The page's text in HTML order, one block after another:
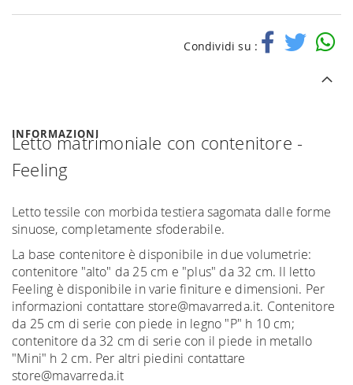
Condividi su :
INFORMAZIONI
Letto matrimoniale con contenitore -
Feeling
Letto tessile con morbida testiera sagomata dalle forme
sinuose, completamente sfoderabile.
La base contenitore è disponibile in due volumetrie:
contenitore "alto" da 25 cm e "plus" da 32 cm. Il letto
Feeling è disponibile in varie finiture e dimensioni. Per
informazioni contattare store@mavarreda.it. Contenitore
da 25 cm di serie con piede in legno "P" h 10 cm;
contenitore da 32 cm di serie con il piede in metallo
"Mini" h 2 cm. Per altri piedini contattare
store@mavarreda.it